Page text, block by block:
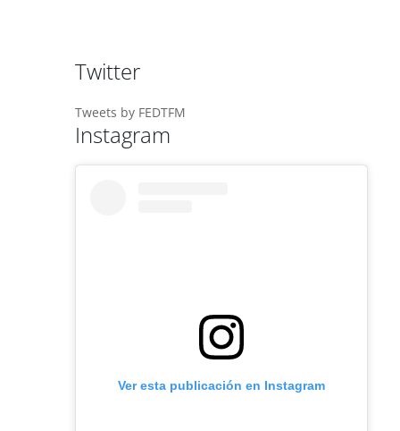
Twitter
Tweets by FEDTFM
Instagram
Ver esta publicación en Instagram